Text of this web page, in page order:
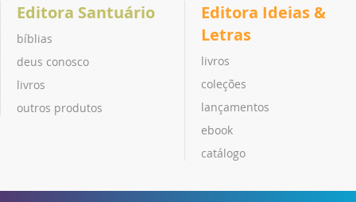
Editora Santuário
bíblias
deus conosco
livros
outros produtos
Editora Ideias &
Letras
livros
coleções
lançamentos
ebook
catálogo